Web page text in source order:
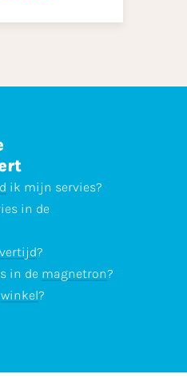
ik mijn servies?
in de
?
in de magnetron?
winkel?